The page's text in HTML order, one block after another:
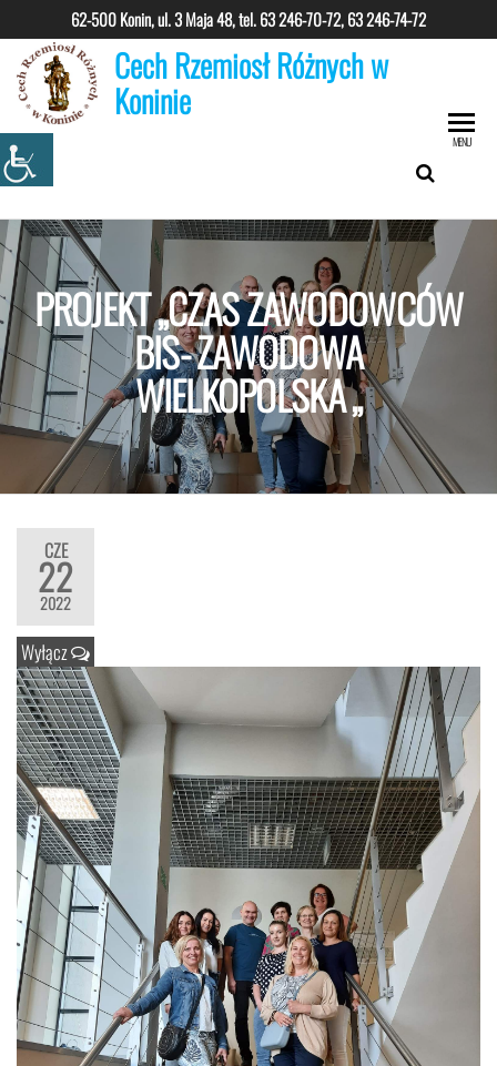
do
treści
62-500 Konin, ul. 3 Maja 48, tel.63 246-70-72, 63 246-74-72
Cech Rzemiosł Różnych w
Koninie
MENU
PROJEKT „CZAS ZAWODOWCÓW
BIS- ZAWODOWA
WIELKOPOLSKA „
CZE
22
2022
Wyłącz